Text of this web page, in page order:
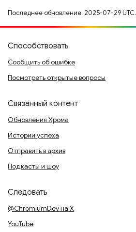
Последнее обновление: 2025-07-29 UTC.
Способствовать
Сообщить об ошибке
Посмотреть открытые вопросы
Связанный контент
Обновления Хрома
Истории успеха
Отправить в архив
Подкасты и шоу
Следовать
@ChromiumDev на X
YouTube